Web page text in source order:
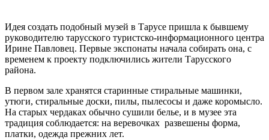
Идея создать подобный музей в Тарусе пришла к бывшему
руководителю тарусского туристско-информационного центра
Ирине Павловец. Первые экспонаты начала собирать она, с
временем к проекту подключились жители Тарусского
района.
В первом зале хранятся старинные стиральные машинки,
утюги, стиральные доски, пилы, пылесосы и даже коромысло.
На старых чердаках обычно сушили белье, и в музее эта
традиция соблюдается: на веревочках развешены форма,
платки, одежда прежних лет.